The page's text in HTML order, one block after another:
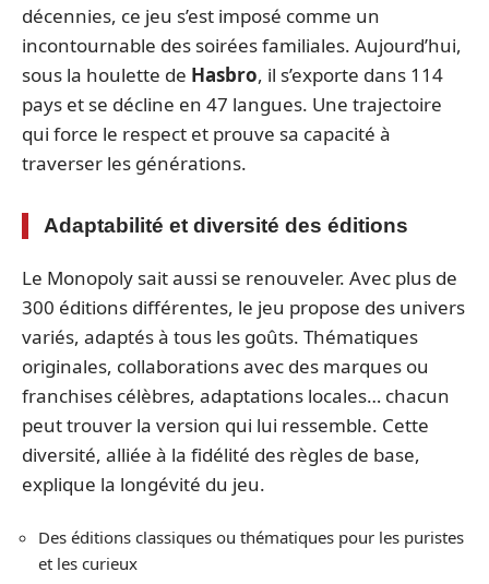
décennies, ce jeu s’est imposé comme un
incontournable des soirées familiales. Aujourd’hui,
sous la houlette de Hasbro, il s’exporte dans 114
pays et se décline en 47 langues. Une trajectoire
qui force le respect et prouve sa capacité à
traverser les générations.
Adaptabilité et diversité des éditions
Le Monopoly sait aussi se renouveler. Avec plus de
300 éditions différentes, le jeu propose des univers
variés, adaptés à tous les goûts. Thématiques
originales, collaborations avec des marques ou
franchises célèbres, adaptations locales… chacun
peut trouver la version qui lui ressemble. Cette
diversité, alliée à la fidélité des règles de base,
explique la longévité du jeu.
Des éditions classiques ou thématiques pour les puristes
et les curieux